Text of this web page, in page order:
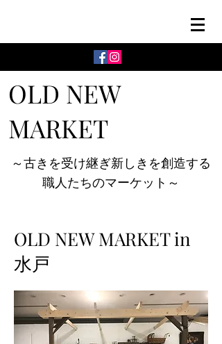
OLD NEW
MARKET
～古きを受け継ぎ新しきを創造する
職人たちのマーケット～
OLD NEW MARKET in
水戸